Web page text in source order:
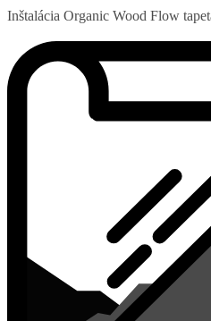
Inštalácia Organic Wood Flow